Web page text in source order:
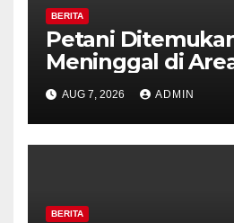
BERITA
Petani
Meninggal di
Persawahan
Pastikan Tidak
Kekerasan
AUG 7, 2026 ADMIN
BERITA